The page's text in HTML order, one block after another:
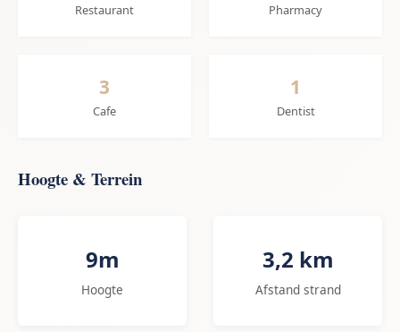
Restaurant Pharmacy
3
Cafe
1
Dentist
Hoogte & Terrein
9m
Hoogte
3,2 km
Afstand strand